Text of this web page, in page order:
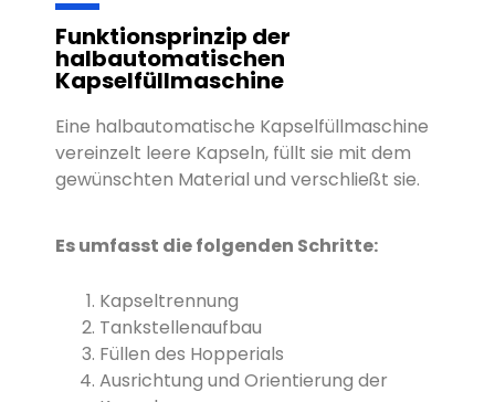
Funktionsprinzip der
halbautomatischen
Kapselfüllmaschine
Eine halbautomatische Kapselfüllmaschine
vereinzelt leere Kapseln, füllt sie mit dem
gewünschten Material und verschließt sie.
Es umfasst die folgenden Schritte:
Kapseltrennung
Tankstellenaufbau
Füllen des Hopperials
Ausrichtung und Orientierung der